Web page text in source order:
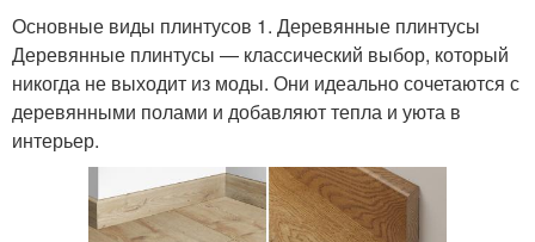
Основные виды плинтусов 1. Деревянные плинтусы
Деревянные плинтусы — классический выбор, который
никогда не выходит из моды. Они идеально сочетаются с
деревянными полами и добавляют тепла и уюта в
интерьер.